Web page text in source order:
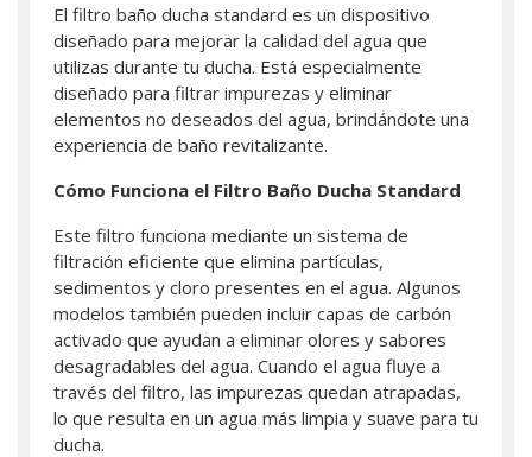
El filtro baño ducha standard es un dispositivo
diseñado para mejorar la calidad del agua que
utilizas durante tu ducha. Está especialmente
diseñado para filtrar impurezas y eliminar
elementos no deseados del agua, brindándote una
experiencia de baño revitalizante.
Cómo Funciona el Filtro Baño Ducha Standard
Este filtro funciona mediante un sistema de
filtración eficiente que elimina partículas,
sedimentos y cloro presentes en el agua. Algunos
modelos también pueden incluir capas de carbón
activado que ayudan a eliminar olores y sabores
desagradables del agua. Cuando el agua fluye a
través del filtro, las impurezas quedan atrapadas,
lo que resulta en un agua más limpia y suave para tu
ducha.